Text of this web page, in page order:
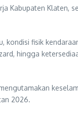
Kabupaten Klaten,
fisik
hingga
2026.